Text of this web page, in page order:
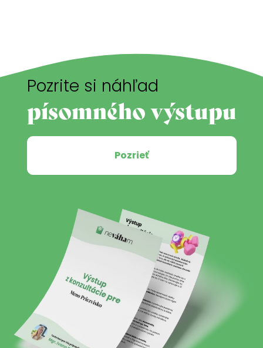
Pozrite si náhľad
písomného výstupu
Pozrieť